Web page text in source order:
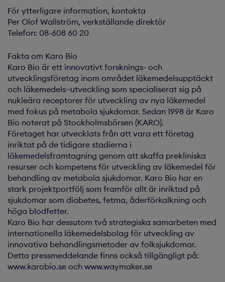
För ytterligare information, kontakta
Per Olof Wallström, verkställande direktör
Telefon: 08-608 60 20
Fakta om Karo Bio
Karo Bio är ett innovativt forsknings- och
utvecklingsföretag inom området läkemedelsupptäckt
och läkemedels¬utveckling som specialiserat sig på
nukleära receptorer för utveckling av nya läkemedel
med fokus på metabola sjukdomar. Sedan 1998 är Karo
Bio noterat på Stockholmsbörsen (KARO).
Företaget har utvecklats från att vara ett företag
inriktat på de tidigare stadierna i
läkemedelsframtagning genom att skaffa prekliniska
resurser och kompetens för utveckling av läkemedel för
behandling av metabola sjukdomar. Karo Bio har en
stark projektportfölj som framför allt är inriktad på
sjukdomar som diabetes, fetma, åderförkalkning och
höga blodfetter.
Karo Bio har dessutom två strategiska samarbeten med
internationella läkemedelsbolag för utveckling av
innovativa behandlingsmetoder av folksjukdomar.
Detta pressmeddelande finns också tillgängligt på:
www.karobio.se och www.waymaker.se